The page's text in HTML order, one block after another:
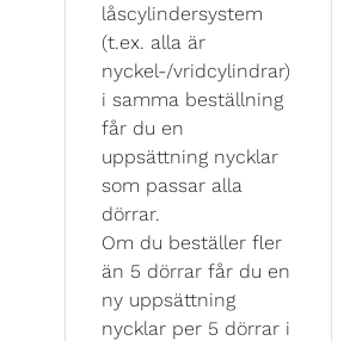
låscylindersystem
(t.ex. alla är
nyckel-/vridcylindrar)
i samma beställning
får du en
uppsättning nycklar
som passar alla
dörrar.
Om du beställer fler
än 5 dörrar får du en
ny uppsättning
nycklar per 5 dörrar i